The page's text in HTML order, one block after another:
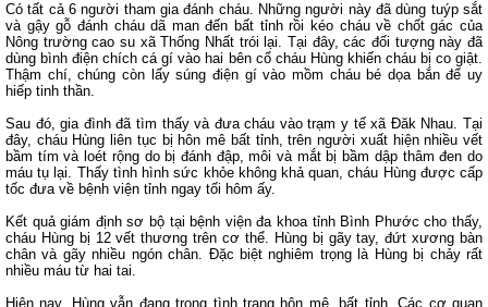
Có tất cả 6 người tham gia đánh cháu. Những người này đã dùng tuýp sắt
và gậy gỗ đánh cháu dã man đến bất tỉnh rồi kéo cháu về chốt gác của
Nông trường cao su xã Thống Nhất trói lại. Tại đây, các đối tượng này đã
dùng bình điện chích cá gí vào hai bên cổ cháu Hùng khiến cháu bị co giật.
Thậm chí, chúng còn lấy súng điện gí vào mồm cháu bé dọa bắn để uy
hiếp tinh thần.
Sau đó, gia đình đã tìm thấy và đưa cháu vào trạm y tế xã Đăk Nhau. Tại
đây, cháu Hùng liên tục bị hôn mê bất tỉnh, trên người xuất hiện nhiều vết
bầm tím và loét rộng do bị đánh đập, môi và mắt bị bầm dập thâm đen do
máu tụ lại. Thấy tình hình sức khỏe không khả quan, cháu Hùng được cấp
tốc đưa về bệnh viện tỉnh ngay tối hôm ấy.
Kết quả giám định sơ bộ tại bệnh viện đa khoa tỉnh Bình Phước cho thấy,
cháu Hùng bị 12 vết thương trên cơ thể. Hùng bị gãy tay, đứt xương bàn
chân và gãy nhiều ngón chân. Đặc biệt nghiêm trọng là Hùng bị chảy rất
nhiều máu từ hai tai.
Hiện nay, Hùng vẫn đang trong tình trạng hôn mê, bất tỉnh. Các cơ quan